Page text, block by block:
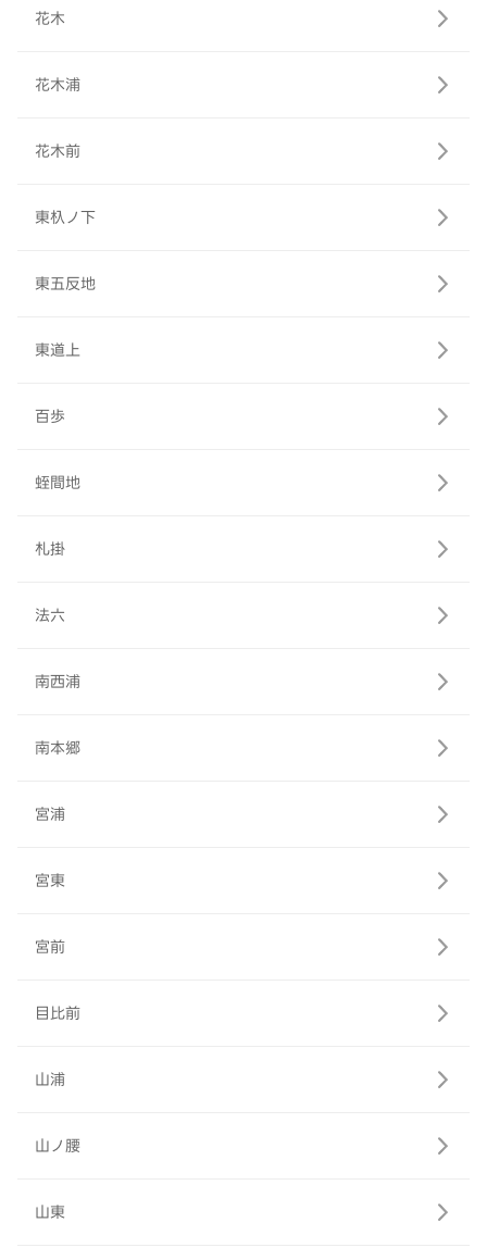
花木
花木浦
花木前
東杁ノ下
東五反地
東道上
百歩
蛭間地
札掛
法六
南西浦
南本郷
宮浦
宮東
宮前
目比前
山浦
山ノ腰
山東